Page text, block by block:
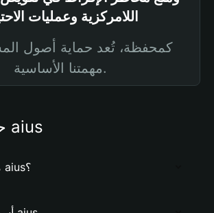
اللامركزية وعمليات
كمحفظة، تُعد حماية أصول
مهمتنا الأساسية.
حول محفظة aius
ما هي محفظة aius؟